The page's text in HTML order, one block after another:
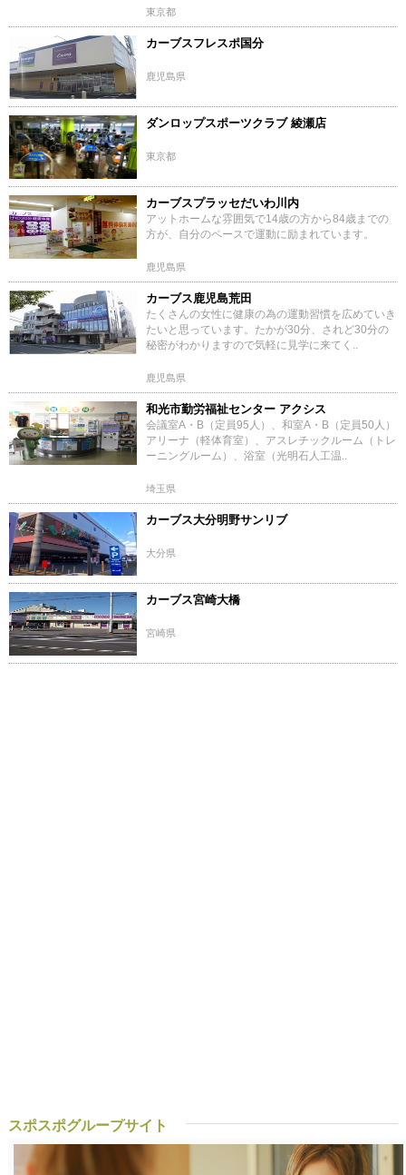
東京都
カーブスフレスポ国分
鹿児島県
ダンロップスポーツクラブ 綾瀬店
東京都
カーブスプラッセだいわ川内
アットホームな雰囲気で14歳の方から84歳までの
方が、自分のペースで運動に励まれています。
鹿児島県
カーブス鹿児島荒田
たくさんの女性に健康の為の運動習慣を広めていき
たいと思っています。たかが30分、されど30分の
秘密がわかりますので気軽に見学に来てく..
鹿児島県
和光市勤労福祉センター アクシス
会議室A・B（定員95人）、和室A・B（定員50人）
アリーナ（軽体育室）、アスレチックルーム（トレ
ーニングルーム）、浴室（光明石人工温..
埼玉県
カーブス大分明野サンリブ
大分県
カーブス宮崎大橋
宮崎県
スポスポグループサイト